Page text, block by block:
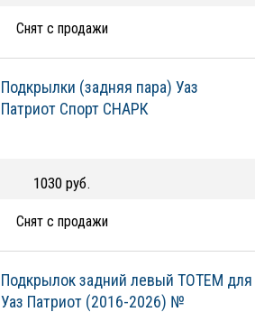
Снят с продажи
Подкрылки (задняя пара) Уаз
Патриот Спорт СНАРК
1030 руб.
Снят с продажи
Подкрылок задний левый TOTEM для
Уаз Патриот (2016-2026) №